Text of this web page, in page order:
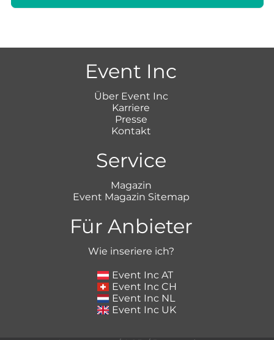
Event Inc
Über Event Inc
Karriere
Presse
Kontakt
Service
Magazin
Event Magazin Sitemap
Für Anbieter
Wie inseriere ich?
Event Inc AT
Event Inc CH
Event Inc NL
Event Inc UK